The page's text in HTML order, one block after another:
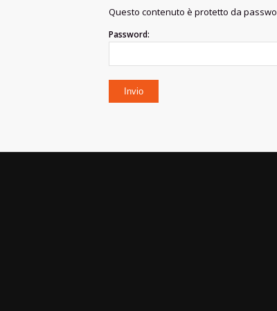
Questo contenuto è protetto da
Password: